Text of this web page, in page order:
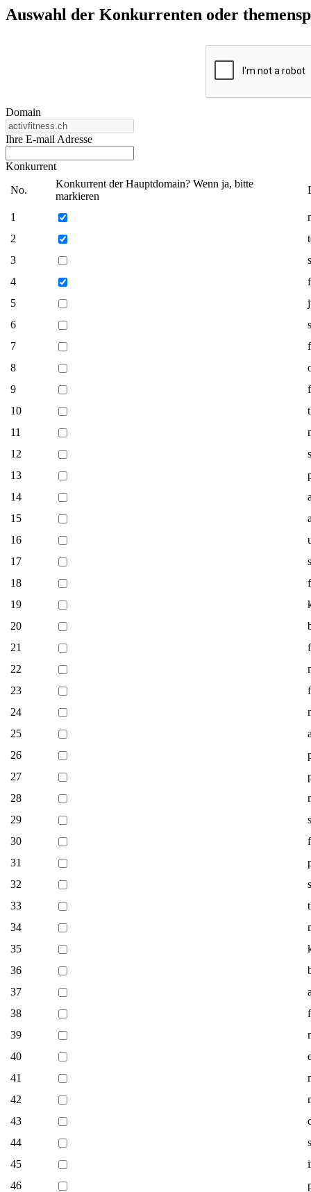
Auswahl der Konkurrenten oder
Domain
Ihre E-mail Adresse
Konkurrent
No.
Konkurrent der Hauptdomain? Wenn ja, bitte
markieren
1
2
3
4
5
6
7
8
9
10
11
12
13
14
15
16
17
18
19
20
21
22
23
24
25
26
27
28
29
30
31
32
33
34
35
36
37
38
39
40
41
42
43
44
45
46